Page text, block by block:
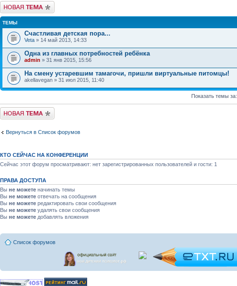
Новая тема
ТЕМЫ
Счастливая детская пора...
Veta » 14 май 2013, 14:33
Одна из главных потребностей ребёнка
admin » 31 янв 2015, 15:56
На смену устаревшим тамагочи, пришли виртуальные питомцы!
akellavegan » 31 июл 2015, 11:40
Показать темы за:
Новая тема
Вернуться в Список форумов
КТО СЕЙЧАС НА КОНФЕРЕНЦИИ
Сейчас этот форум просматривают: нет зарегистрированных пользователей и гости: 1
ПРАВА ДОСТУПА
Вы не можете начинать темы
Вы не можете отвечать на сообщения
Вы не можете редактировать свои сообщения
Вы не можете удалять свои сообщения
Вы не можете добавлять вложения
Список форумов